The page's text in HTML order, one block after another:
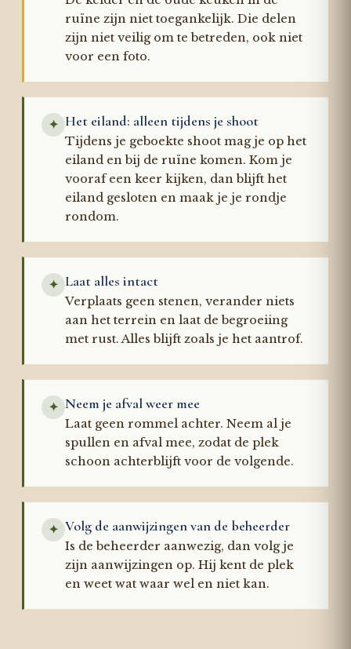
ruïne zijn niet toegankelijk. Die delen
zijn niet veilig om te betreden, ook niet
voor een foto.
✦ Het eiland: alleen tijdens je shoot
Tijdens je geboekte shoot mag je op het
eiland en bij de ruïne komen. Kom je
vooraf een keer kijken, dan blijft het
eiland gesloten en maak je je rondje
rondom.
✦ Laat alles intact
Verplaats geen stenen, verander niets
aan het terrein en laat de begroeiing
met rust. Alles blijft zoals je het aantrof.
✦ Neem je afval weer mee
Laat geen rommel achter. Neem al je
spullen en afval mee, zodat de plek
schoon achterblijft voor de volgende.
✦ Volg de aanwijzingen van de beheerder
Is de beheerder aanwezig, dan volg je
zijn aanwijzingen op. Hij kent de plek
en weet wat waar wel en niet kan.